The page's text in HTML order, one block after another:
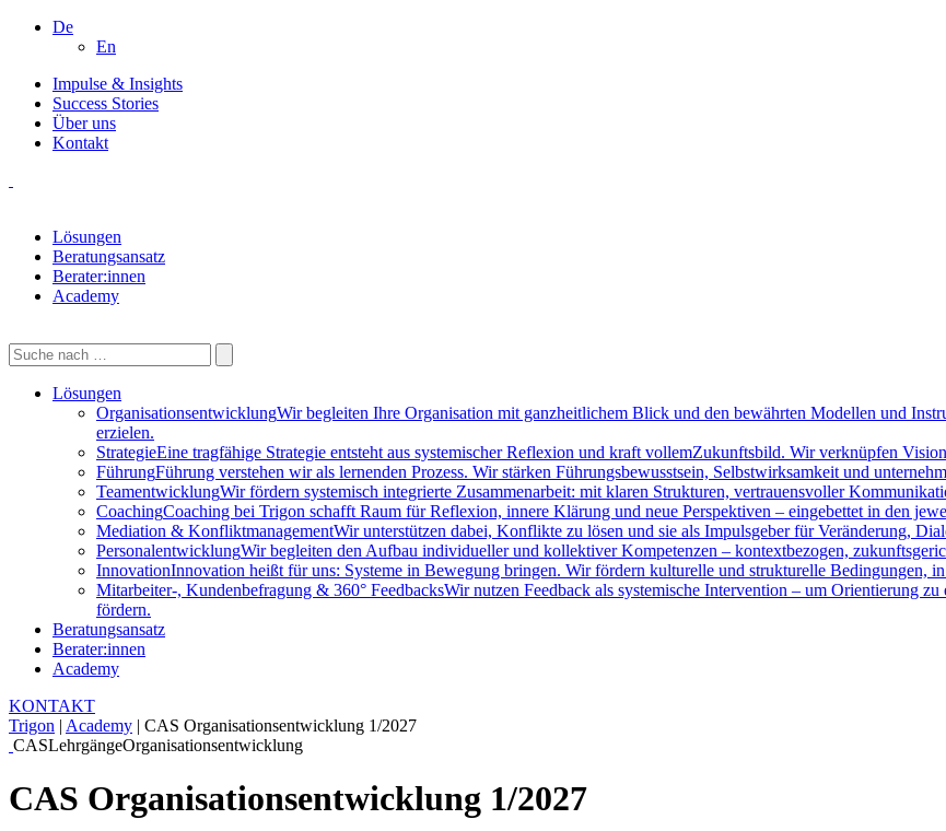
De
En
Impulse & Insights
Success Stories
Über uns
Kontakt
Lösungen
Beratungsansatz
Berater:innen
Academy
Lösungen
OrganisationsentwicklungWir begleiten Ihre Organisation mit ganzheitlichem Blick und den bewährten Modellen und
erzielen.
StrategieEine tragfähige Strategie entsteht aus systemischer Reflexion und kraft vollemZukunftsbild. Wir verknüpfen
FührungFührung verstehen wir als lernenden Prozess. Wir stärken Führungsbewusstsein, Selbstwirksamkeit und
TeamentwicklungWir fördern systemisch integrierte Zusammenarbeit: mit klaren Strukturen, vertrauensvoller
CoachingCoaching bei Trigon schafft Raum für Reflexion, innere Klärung und neue Perspektiven – eingebettet in den
Mediation & KonfliktmanagementWir unterstützen dabei, Konflikte zu lösen und sie als Impulsgeber für Veränderung,
PersonalentwicklungWir begleiten den Aufbau individueller und kollektiver Kompetenzen – kontextbezogen,
InnovationInnovation heißt für uns: Systeme in Bewegung bringen. Wir fördern kulturelle und strukturelle Bedingungen,
Mitarbeiter-, Kundenbefragung & 360° FeedbacksWir nutzen Feedback als systemische Intervention – um Orientierung
fördern.
Beratungsansatz
Berater:innen
Academy
KONTAKT
Trigon | Academy | CAS Organisationsentwicklung 1/2027
CASLehrgängeOrganisationsentwicklung
CAS Organisationsentwicklung 1/2027